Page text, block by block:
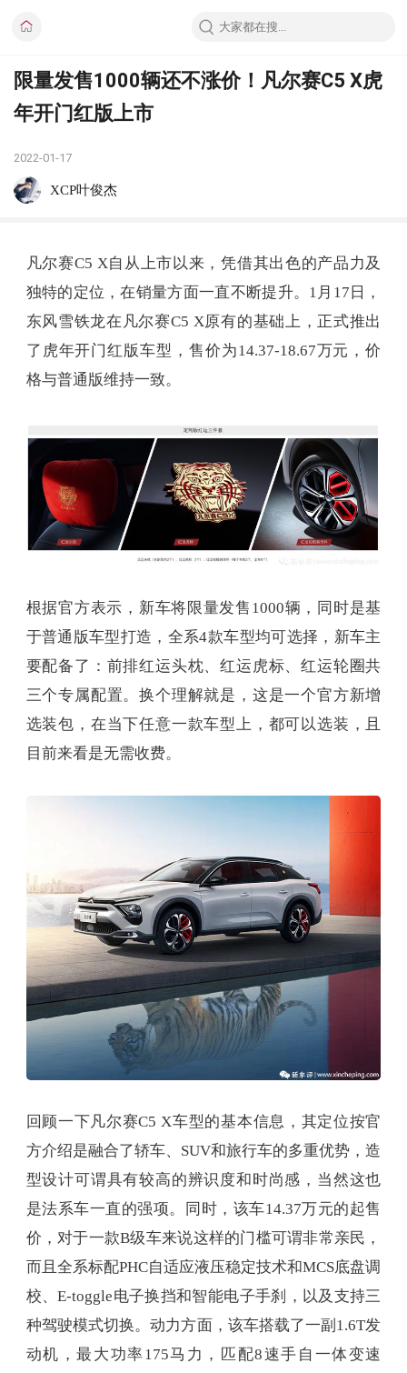
限量发售1000辆还不涨价！凡尔赛C5 X虎
年开门红版上市
2022-01-17
XCP叶俊杰
凡尔赛C5 X自从上市以来，凭借其出色的产品力及
独特的定位，在销量方面一直不断提升。1月17日，
东风雪铁龙在凡尔赛C5 X原有的基础上，正式推出
了虎年开门红版车型，售价为14.37-18.67万元，价
格与普通版维持一致。
根据官方表示，新车将限量发售1000辆，同时是基
于普通版车型打造，全系4款车型均可选择，新车主
要配备了：前排红运头枕、红运虎标、红运轮圈共
三个专属配置。换个理解就是，这是一个官方新增
选装包，在当下任意一款车型上，都可以选装，且
目前来看是无需收费。
回顾一下凡尔赛C5 X车型的基本信息，其定位按官
方介绍是融合了轿车、SUV和旅行车的多重优势，造
型设计可谓具有较高的辨识度和时尚感，当然这也
是法系车一直的强项。同时，该车14.37万元的起售
价，对于一款B级车来说这样的门槛可谓非常亲民，
而且全系标配PHC自适应液压稳定技术和MCS底盘调
校、E-toggle电子换挡和智能电子手刹，以及支持三
种驾驶模式切换。动力方面，该车搭载了一副1.6T发
动机，最大功率175马力，匹配8速手自一体变速